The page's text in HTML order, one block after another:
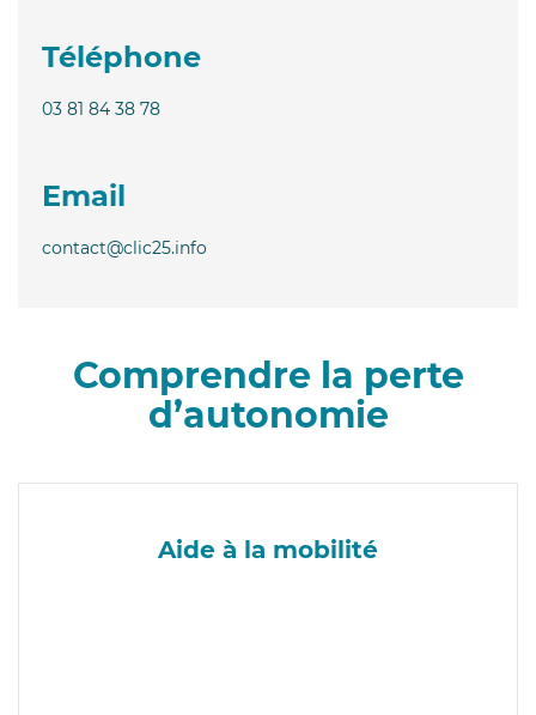
Téléphone
03 81 84 38 78
Email
contact@clic25.info
Comprendre la perte
d’autonomie
Aide à la mobilité